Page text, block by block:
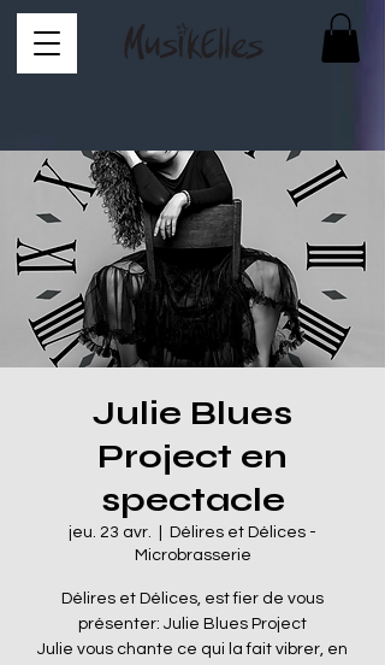
Julie Blues
Project en
spectacle
jeu. 23 avr.
Délires et Délices -
Microbrasserie
Délires et Délices, est fier de vous
présenter: Julie Blues Project
Julie vous chante ce qui la fait vibrer, en